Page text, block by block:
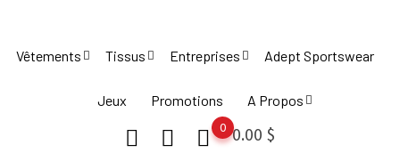
content
Vêtements Tissus Entreprises Adept Sportswear
Jeux Promotions A Propos
0.00 $
0